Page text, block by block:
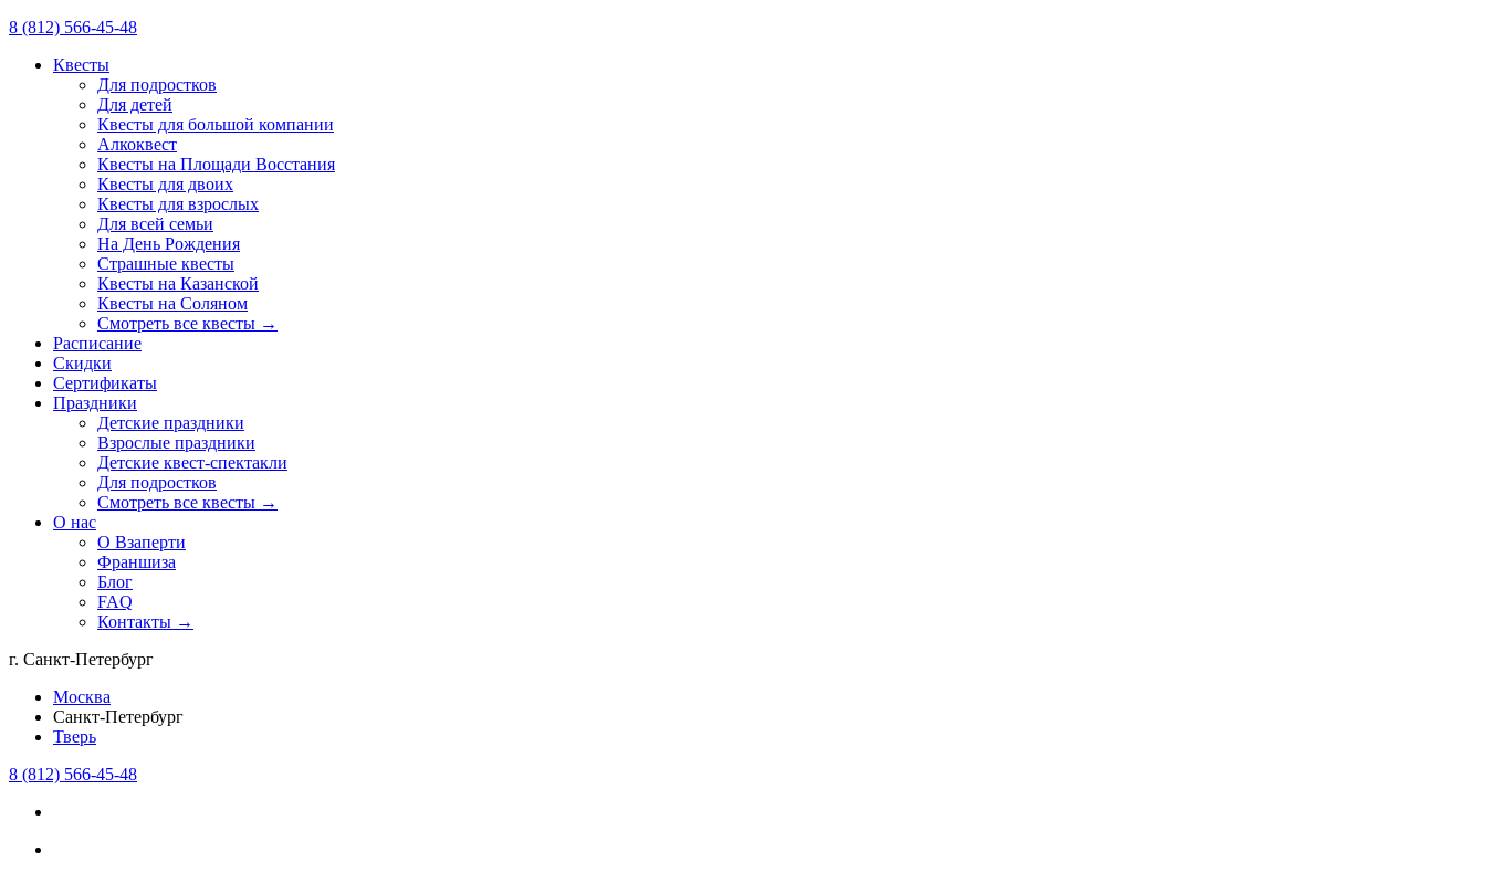
8 (812) 566-45-48
Квесты
Для подростков
Для детей
Квесты для большой компании
Алкоквест
Квесты на Площади Восстания
Квесты для двоих
Квесты для взрослых
Для всей семьи
На День Рождения
Страшные квесты
Квесты на Казанской
Квесты на Соляном
Смотреть все квесты →
Расписание
Скидки
Сертификаты
Праздники
Детские праздники
Взрослые праздники
Детские квест-спектакли
Для подростков
Смотреть все квесты →
О нас
О Взаперти
Франшиза
Блог
FAQ
Контакты →
г. Санкт-Петербург
Москва
Санкт-Петербург
Тверь
8 (812) 566-45-48